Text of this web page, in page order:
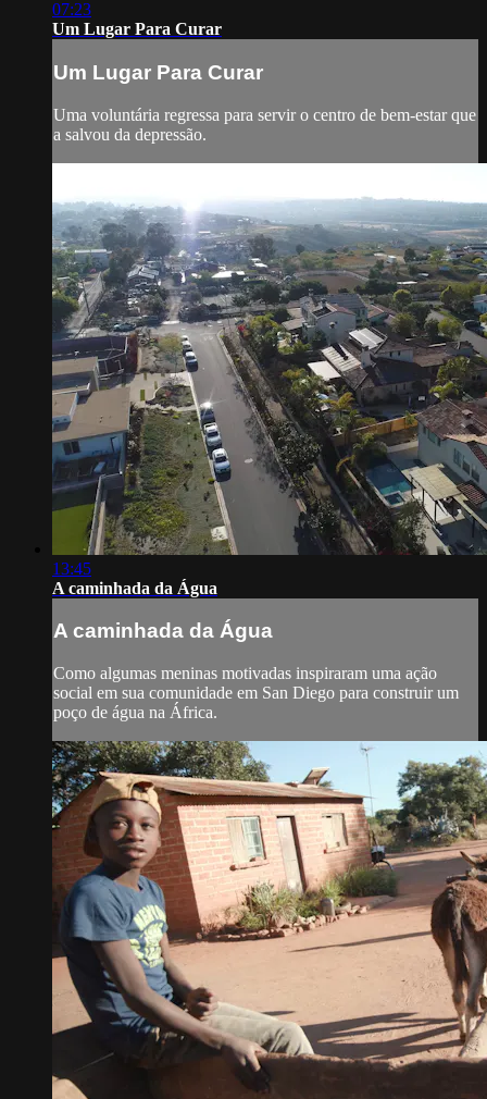
07:23
Um Lugar Para Curar
Um Lugar Para Curar
Uma voluntária regressa para servir o centro de bem-estar que
a salvou da depressão.
13:45
A caminhada da Água
A caminhada da Água
Como algumas meninas motivadas inspiraram uma ação
social em sua comunidade em San Diego para construir um
poço de água na África.